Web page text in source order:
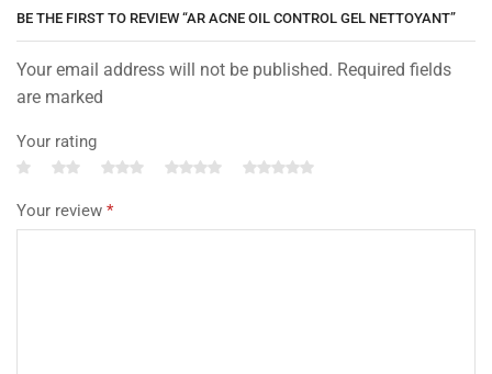
BE THE FIRST TO REVIEW “AR ACNE OIL CONTROL GEL NETTOYANT”
Your email address will not be published. Required fields
are marked
Your rating
Your review *